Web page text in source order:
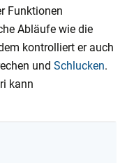
Funktionen
Abläufe wie die
kontrolliert er auch
und Schlucken.
kann